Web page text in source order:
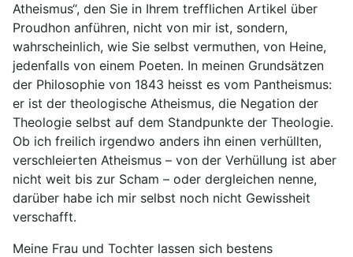
Atheismus“, den Sie in Ihrem trefflichen Artikel über
Proudhon anführen, nicht von mir ist, sondern,
wahrscheinlich, wie Sie selbst vermuthen, von Heine,
jedenfalls von einem Poeten. In meinen Grundsätzen
der Philosophie von 1843 heisst es vom Pantheismus:
er ist der theologische Atheismus, die Negation der
Theologie selbst auf dem Standpunkte der Theologie.
Ob ich freilich irgendwo anders ihn einen verhüllten,
verschleierten Atheismus – von der Verhüllung ist aber
nicht weit bis zur Scham – oder dergleichen nenne,
darüber habe ich mir selbst noch nicht Gewissheit
verschafft.
Meine Frau und Tochter lassen sich bestens